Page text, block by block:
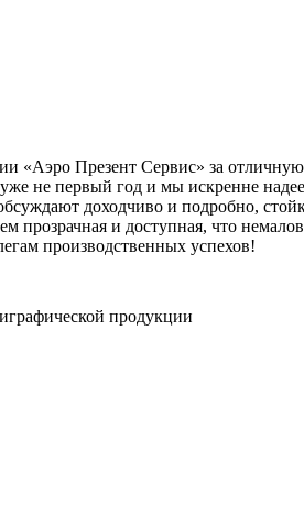
«Аэро Презент Сервис» за
не первый год и мы искренне
доходчиво и подробно,
прозрачная и доступная, что
производственных успехов!
продукции